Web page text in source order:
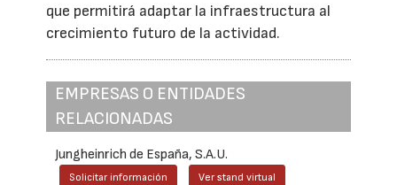
que permitirá adaptar la infraestructura al
crecimiento futuro de la actividad.
EMPRESAS O ENTIDADES
RELACIONADAS
Jungheinrich de España, S.A.U.
Solicitar información Ver stand virtual